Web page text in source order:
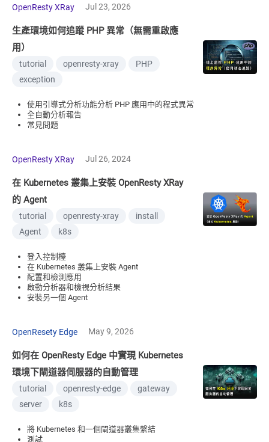
OpenResty XRay Jul 23, 2026
生產環境如何追蹤 PHP 異常（無需重啟應
用）
tutorial openresty-xray
PHP
exception
使用引導式分析功能分析 PHP 應用中的程式異常
全自動分析報告
常見問題
OpenResty XRay Jul 26, 2024
在 Kubernetes 叢集上安裝 OpenResty XRay
的 Agent
tutorial openresty-xray
install
Agent
k8s
登入控制檯
在 Kubernetes 叢集上安裝 Agent
配置和檢測應用
啟動分析器和檢視分析結果
安裝另一個 Agent
OpenResety Edge May 9, 2026
如何在 OpenResty Edge 中實現 Kubernetes
環境下閘道器伺服器的自動管理
tutorial openresty-edge
gateway
server
k8s
將 Kubernetes 和一個閘道器叢集繫結
測試